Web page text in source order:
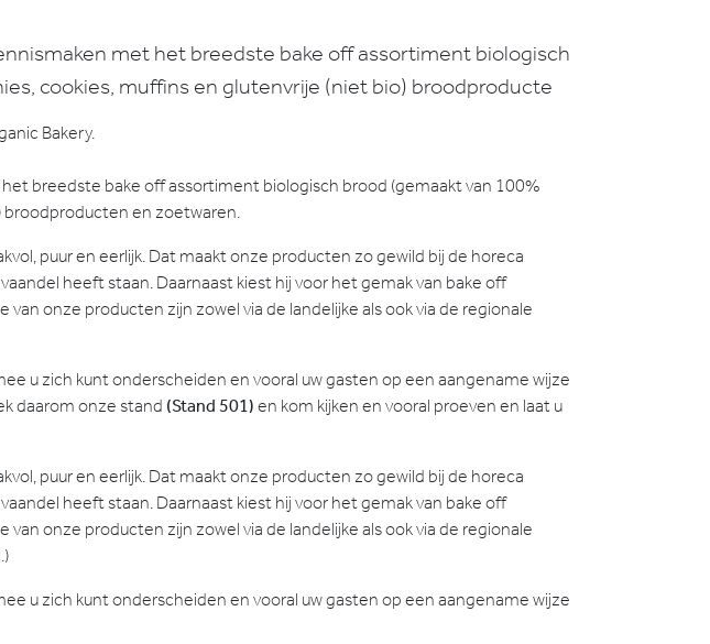
met het breedste bake off assortiment biologisch
cookies, muffins en glutenvrije (niet bio) broodproducte
Bakery.
breedste bake off assortiment biologisch brood (gemaakt van 100%
broodproducten en zoetwaren.
puur en eerlijk. Dat maakt onze producten zo gewild bij de horeca
heeft staan. Daarnaast kiest hij voor het gemak van bake off
onze producten zijn zowel via de landelijke als ook via de regionale
u zich kunt onderscheiden en vooral uw gasten op een aangename wijze
daarom onze stand (Stand 501) en kom kijken en vooral proeven en laat u
puur en eerlijk. Dat maakt onze producten zo gewild bij de horeca
heeft staan. Daarnaast kiest hij voor het gemak van bake off
onze producten zijn zowel via de landelijke als ook via de regionale
u zich kunt onderscheiden en vooral uw gasten op een aangename wijze